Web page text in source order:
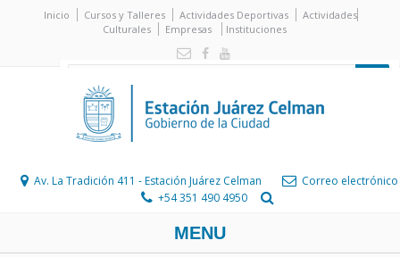
Inicio Cursos y Talleres Actividades Deportivas
Actividades
Culturales
Empresas Instituciones
Av. La Tradición 411 - Estación Juárez Celman
Correo electrónico
+54 351 490 4950
MENU